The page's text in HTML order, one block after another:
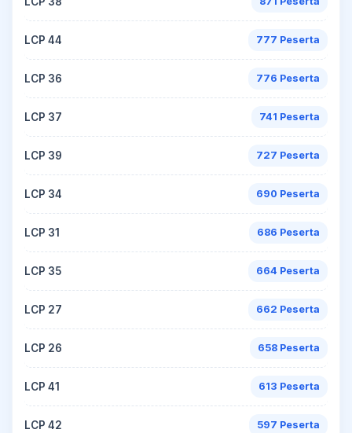
LCP 44 777 Peserta
LCP 36 776 Peserta
LCP 37 741 Peserta
LCP 39 727 Peserta
LCP 34 690 Peserta
LCP 31 686 Peserta
LCP 35 664 Peserta
LCP 27 662 Peserta
LCP 26 658 Peserta
LCP 41 613 Peserta
LCP 42 597 Peserta